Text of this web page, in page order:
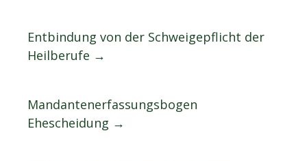
Entbindung von der Schweigepflicht der
Heilberufe →
Mandantenerfassungsbogen
Ehescheidung →